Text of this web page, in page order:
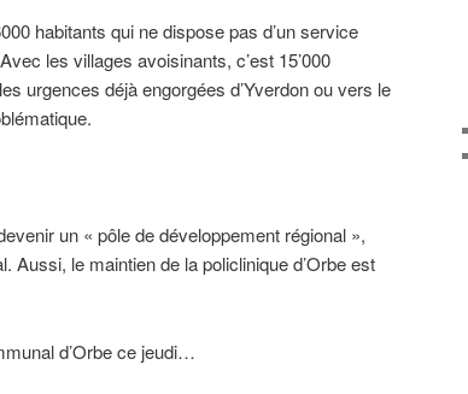
habitants qui ne dispose pas d’un service
les villages avoisinants, c’est 15’000
urgences déjà engorgées d’Yverdon ou vers le
un « pôle de développement régional »,
Aussi, le maintien de la policlinique d’Orbe est
d’Orbe ce jeudi…